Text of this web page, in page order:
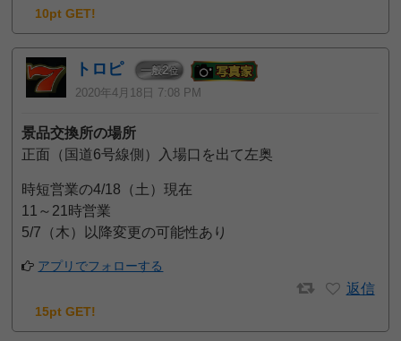
10pt GET!
トロピ 一般2位
2020年4月18日 7:08 PM
景品交換所の場所
正面（国道6号線側）入場口を出て左奥
時短営業の4/18（土）現在
11～21時営業
5/7（木）以降変更の可能性あり
アプリでフォローする
返信
15pt GET!